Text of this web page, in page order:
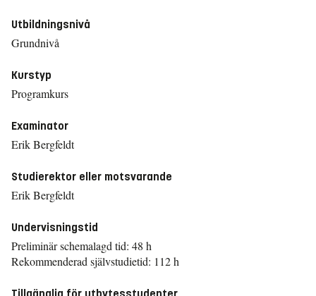
Utbildningsnivå
Grundnivå
Kurstyp
Programkurs
Examinator
Erik Bergfeldt
Studierektor eller motsvarande
Erik Bergfeldt
Undervisningstid
Preliminär schemalagd tid: 48 h
Rekommenderad självstudietid: 112 h